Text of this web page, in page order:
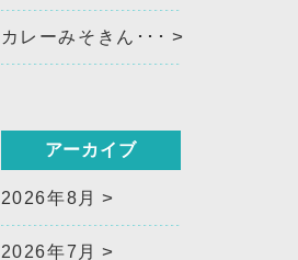
カレーみそきん･･･
アーカイブ
2026年8月
2026年7月